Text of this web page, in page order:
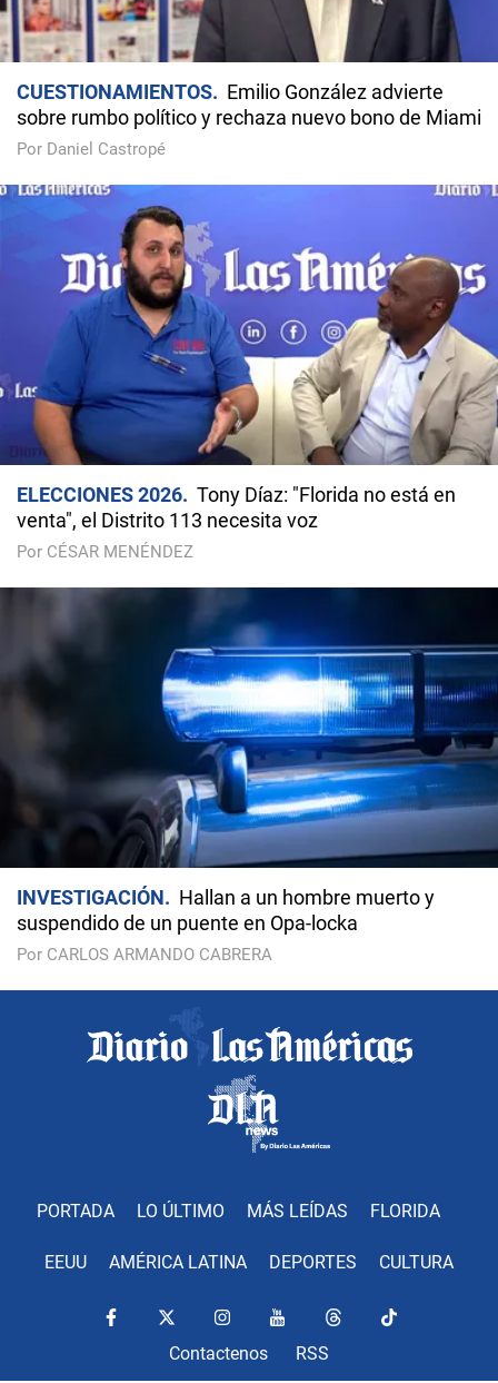
CUESTIONAMIENTOS
Emilio González advierte
sobre rumbo político y rechaza nuevo bono de Miami
Por Daniel Castropé
ELECCIONES 2026
Tony Díaz: "Florida no está en
venta", el Distrito 113 necesita voz
Por CÉSAR MENÉNDEZ
INVESTIGACIÓN
Hallan a un hombre muerto y
suspendido de un puente en Opa-locka
Por CARLOS ARMANDO CABRERA
PORTADA LO ÚLTIMO MÁS LEÍDAS FLORIDA
EEUU AMÉRICA LATINA DEPORTES CULTURA
Contactenos RSS